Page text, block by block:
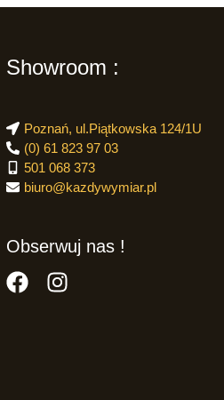
Showroom :
Poznań, ul.Piątkowska 124/1U
(0) 61 823 97 03
501 068 373
biuro@kazdywymiar.pl
Obserwuj nas !